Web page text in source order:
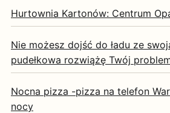
Hurtownia Kartonów: Centrum
Nie możesz dojść do ładu ze
pudełkowa rozwiążę Twój
Nocna pizza -pizza na telefon
nocy